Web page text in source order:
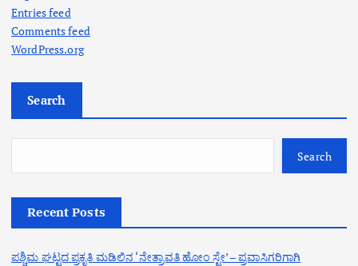
Entries feed
Comments feed
WordPress.org
Search
Search
Recent Posts
ಪಶ್ಚಿಮ ಘಟ್ಟದ ಪ್ರಕೃತಿ ಮಡಿಲಿನ ‘ನೇತ್ರಾವತಿ ಹೋಂ ಸ್ಟೇ’ – ಪ್ರವಾಸಿಗರಿಗಾಗಿ